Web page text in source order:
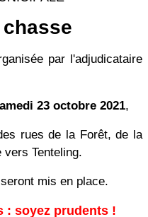
par l'adjudicataire
23 octobre 2021,
rues de la Forêt, de la
vers Tenteling.
mis en place.
: soyez prudents !